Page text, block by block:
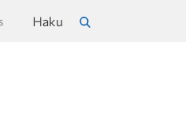
Haku